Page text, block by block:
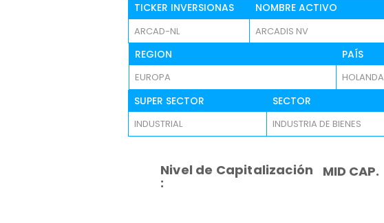
TICKER INVERSIONAS NOMBRE ACTIVO
ARCAD-NL ARCADIS NV
REGION PAÍS
EUROPA HOLANDA
SUPER SECTOR SECTOR
INDUSTRIAL INDUSTRIA DE BIENES
Nivel de Capitalización
:
MID CAP.